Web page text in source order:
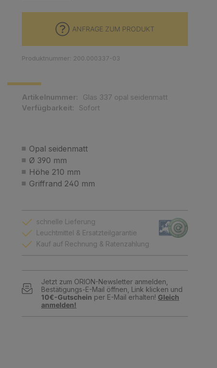
Opal seidenmatt
Ø 390 mm
Höhe 210 mm
Griffrand 240 mm
Artikelnummer:
Glas 337 opal seidenmatt
Verfügbarkeit:
Sofort
ANFRAGE ZUM PRODUKT
Produktnummer: 200.000337-03
schnelle Lieferung
Leuchtmittel & Ersatzteilgarantie
Kauf auf Rechnung & Ratenzahlung
Jetzt zum ORION-Newsletter anmelden,
Bestätigungs-E-Mail öffnen, Link klicken und
10€-Gutschein per E-Mail erhalten! Gleich
anmelden!